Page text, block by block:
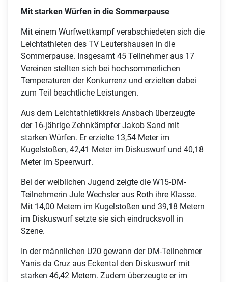
Mit starken Würfen in die Sommerpause
Mit einem Wurfwettkampf verabschiedeten sich die
Leichtathleten des TV Leutershausen in die
Sommerpause. Insgesamt 45 Teilnehmer aus 17
Vereinen stellten sich bei hochsommerlichen
Temperaturen der Konkurrenz und erzielten dabei
zum Teil beachtliche Leistungen.
Aus dem Leichtathletikkreis Ansbach überzeugte
der 16-jährige Zehnkämpfer Jakob Sand mit
starken Würfen. Er erzielte 13,54 Meter im
Kugelstoßen, 42,41 Meter im Diskuswurf und 40,18
Meter im Speerwurf.
Bei der weiblichen Jugend zeigte die W15-DM-
Teilnehmerin Jule Wechsler aus Roth ihre Klasse.
Mit 14,00 Metern im Kugelstoßen und 39,18 Metern
im Diskuswurf setzte sie sich eindrucksvoll in
Szene.
In der männlichen U20 gewann der DM-Teilnehmer
Yanis da Cruz aus Eckental den Diskuswurf mit
starken 46,42 Metern. Zudem überzeugte er im